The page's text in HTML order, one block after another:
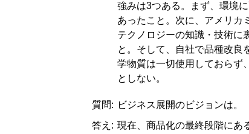
強みは3つある。まず、環境
あったこと。次に、アメリカ
テクノロジーの知識・技術に
と。そして、自社で品種改良
学物質は一切使用しておらず
としない。
質問: ビジネス展開のビジョンは。
答え: 現在、商品化の最終段階にあ